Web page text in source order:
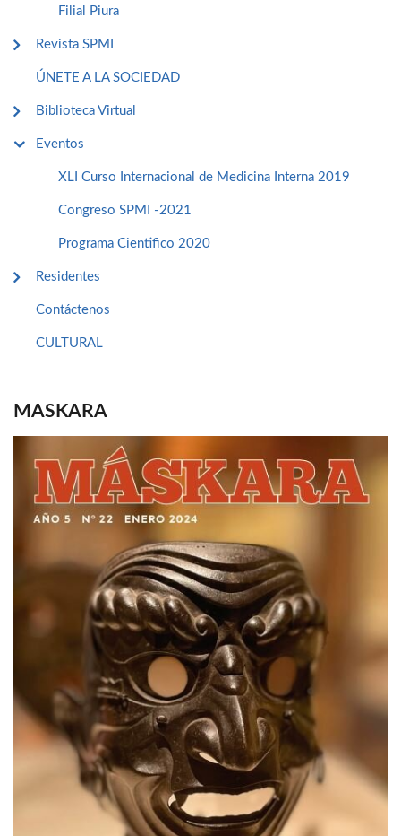
Filial Piura
Revista SPMI
ÚNETE A LA SOCIEDAD
Biblioteca Virtual
Eventos
XLI Curso Internacional de Medicina Interna 2019
Congreso SPMI -2021
Programa Cientifico 2020
Residentes
Contáctenos
CULTURAL
MASKARA